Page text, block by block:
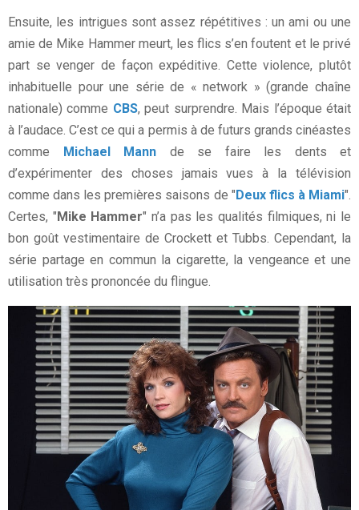
Ensuite, les intrigues sont assez répétitives : un ami ou une
amie de Mike Hammer meurt, les flics s’en foutent et le privé
part se venger de façon expéditive. Cette violence, plutôt
inhabituelle pour une série de « network » (grande chaîne
nationale) comme CBS, peut surprendre. Mais l’époque était
à l’audace. C’est ce qui a permis à de futurs grands cinéastes
comme Michael Mann de se faire les dents et
d’expérimenter des choses jamais vues à la télévision
comme dans les premières saisons de "Deux flics à Miami".
Certes, "Mike Hammer" n’a pas les qualités filmiques, ni le
bon goût vestimentaire de Crockett et Tubbs. Cependant, la
série partage en commun la cigarette, la vengeance et une
utilisation très prononcée du flingue.